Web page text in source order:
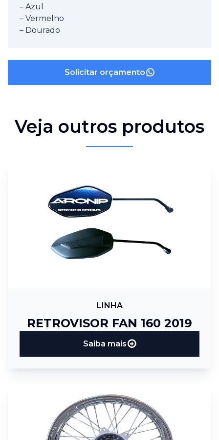
– Azul
– Vermelho
– Dourado
Solicitar orçamento
Veja outros produtos
LINHA
RETROVISOR FAN 160 2019
Saiba mais